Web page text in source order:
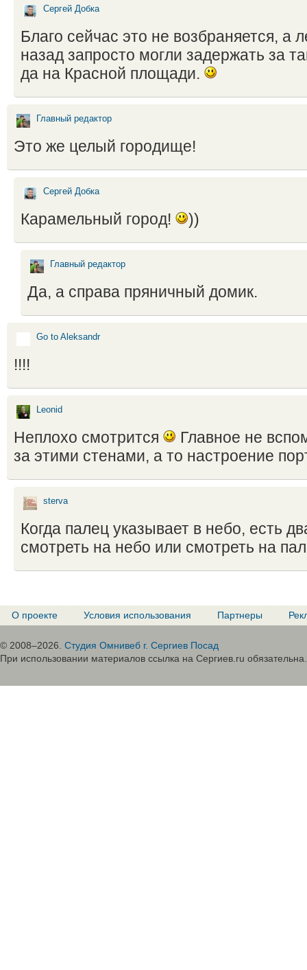
Сергей Добка
Благо сейчас это не возбраняется, а
назад запросто могли задержать за
да на Красной площади.
Главный редактор
Это же целый городище!
Сергей Добка
Карамельный город! ))
Главный редактор
Да, а справа пряничный домик.
Go to Aleksandr
!!!!
Leonid
Неплохо смотрится
Главное не
за этими стенами, а то настроение
sterva
Когда палец указывает в небо, есть
смотреть на небо или смотреть на
О проекте Условия использования Партнеры
© 2008–2026. Студия Омнивеб г. Сергиев Посад
При использовании материалов ссылка на Сергиев.ru обязательна.